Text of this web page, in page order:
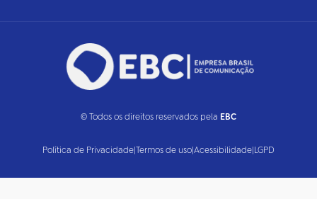
© Todos os direitos reservados pela EBC
Política de Privacidade|Termos de uso|Acessibilidade|LGPD